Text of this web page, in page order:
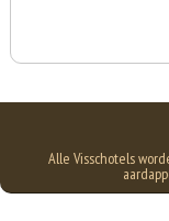
Alle Visschotels